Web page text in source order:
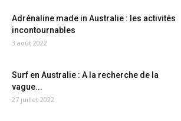
Adrénaline made in Australie : les activités
incontournables
3 août 2022
Surf en Australie : A la recherche de la
vague...
27 juillet 2022